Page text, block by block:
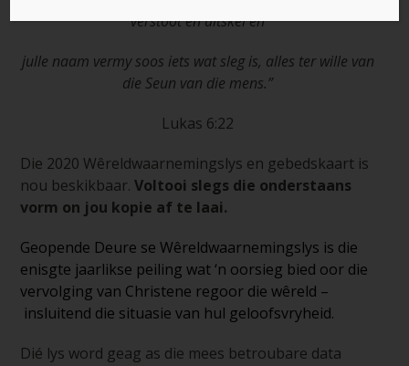
verstoot en uitskel en
julle naam vermy soos iets wat sleg is, alles ter wille van
die Seun van die mens.”
Lukas 6:22
Die 2020 Wêreldwaarnemingslys en gebedskaart is
nou beskikbaar. Voltooi slegs die onderstaans
vorm on jou kopie af te laai.
Geopende Deure se Wêreldwaarnemingslys is die
enisgte jaarlikse peiling wat ‘n oorsieg bied oor die
vervolging van Christene regoor die wêreld –
insluitend die situasie van hul geloofsvryheid.
Dié lys word geag as die mees betroubare data